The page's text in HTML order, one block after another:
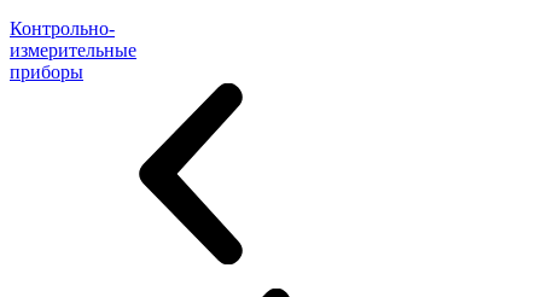
Контрольно-
измерительные
приборы